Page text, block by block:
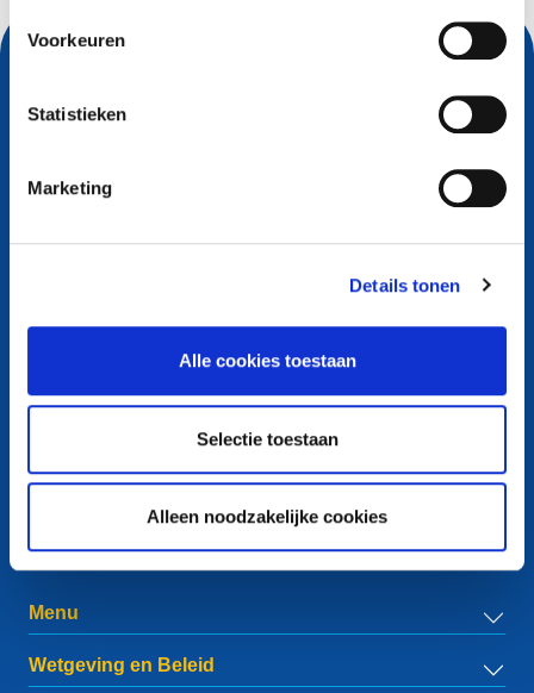
Voorkeuren
Statistieken
Marketing
Details tonen
Alle cookies toestaan
Selectie toestaan
Alleen noodzakelijke cookies
European Registry for Internet Domains vzw (EURid)
1831 Diegem, Belgium
RPR Brussel – VAT BE 0864.240.405
Algemene vragen
Algemene ondersteuning: info@eurid.eu
Persaanvragen: press@eurid.eu
Menu
Wetgeving en Beleid